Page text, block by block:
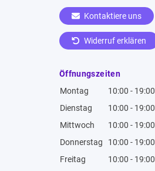
Kontaktiere uns
Widerruf erklären
Öffnungszeiten
Montag
10:00 - 19:00
Dienstag
10:00 - 19:00
Mittwoch
10:00 - 19:00
Donnerstag
10:00 - 19:00
Freitag
10:00 - 19:00